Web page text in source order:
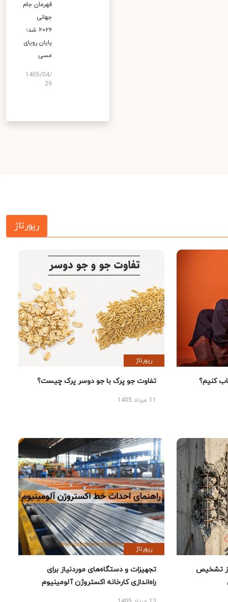
قهرمان جام
جهانی
۲۰۲۶ شد؛
پایان رویای
مسی
1405/04/
29
رپورتاژ
کنیم؟
رپورتاژ
تفاوت جو پرک با جو دوسر پرک چیست؟
تشخیص
رپورتاژ
تجهیزات و دستگاه‌های موردنیاز برای
راه‌اندازی کارخانه اکستروژن آلومینیوم